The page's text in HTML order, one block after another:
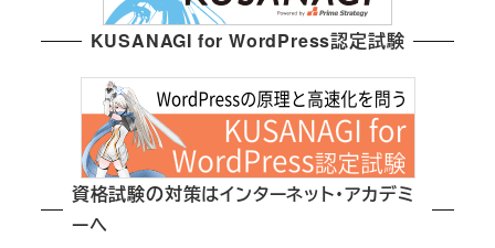
KUSANAGI for WordPress認定試験
資格試験の対策はインターネット・アカデミ
ーへ